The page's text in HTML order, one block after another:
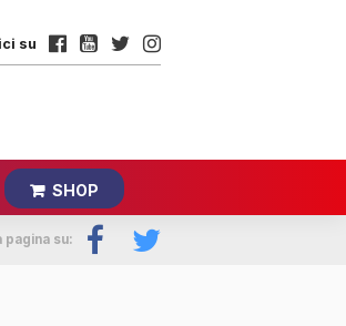
su
SHOP
pagina su: